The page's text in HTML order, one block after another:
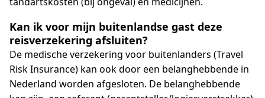
Kan ik voor mijn buitenlandse gast deze
reisverzekering afsluiten?
De medische verzekering voor buitenlanders (Travel
Risk Insurance) kan ook door een belanghebbende in
Nederland worden afgesloten. De belanghebbende